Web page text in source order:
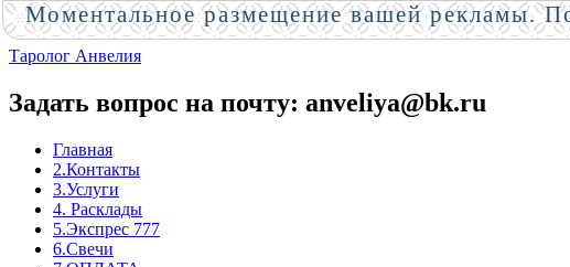
Таролог Анвелия
Задать вопрос на почту: anveliya@bk.ru
Главная
2.Контакты
3.Услуги
4. Расклады
5.Экспрес 777
6.Свечи
Моментальное размещение вашей рекламы.